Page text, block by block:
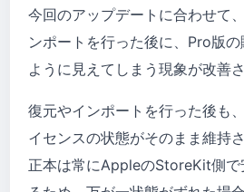
今回のアップデートに合わせて
ンポートを行った後に、Pro版
ように見えてしまう現象が改善さ
復元やインポートを行った後も
イセンスの状態がそのまま維持
正本は常にAppleのStoreKit側で